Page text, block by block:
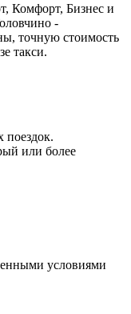
Комфорт, Бизнес и
-
точную стоимость
такси.
поездок.
или более
условиями